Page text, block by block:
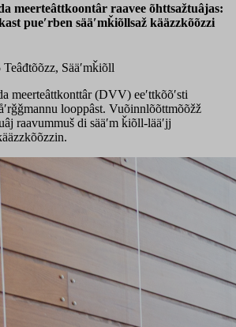
meerteâttkoontâr raavee õhttsažtuâjas:
pueʹrben sääʹmǩiõllsaž kääzzkõõzzi
Teâđtõõzz, Sääʹmǩiõll
meerteâttkonttâr (DVV) eeʹttkõõʹsti
looppâst. Vuõinnlõõttmõõžž
raavummuš di sääʹm ǩiõll-lääʹjj